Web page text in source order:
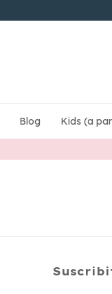
Blog Kids (a